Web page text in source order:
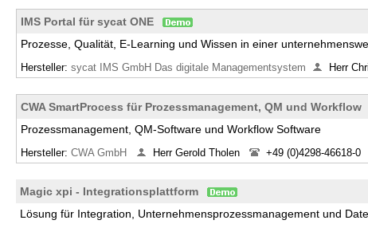
IMS Portal für sycat ONE
Prozesse, Qualität, E-Learning und Wissen in einer
Hersteller: sycat IMS GmbH Das digitale Managementsystem Herr
CWA SmartProcess für Prozessmanagement, QM und Workflow
Prozessmanagement, QM-Software und Workflow Software
Hersteller: CWA GmbH Herr Gerold Tholen +49 (0)4298-46618-0
Magic xpi - Integrationsplattform
Lösung für Integration, Unternehmensprozessmanagement und